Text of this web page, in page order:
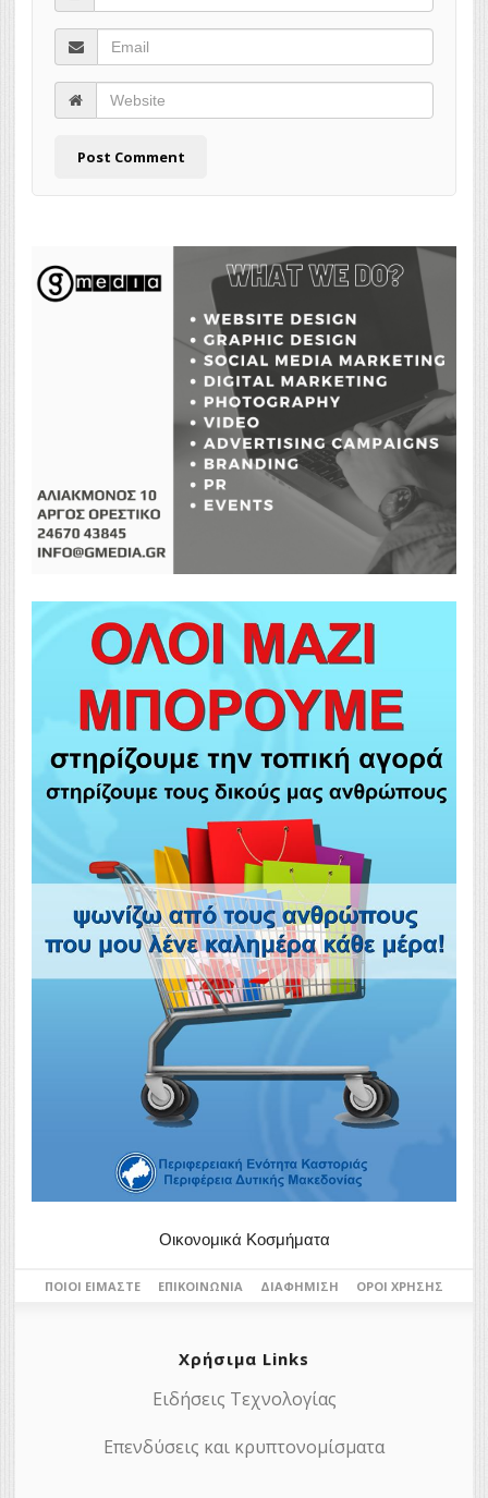
Οικονομικά Κοσμήματα
ΠΟΙΟΙ ΕΊΜΑΣΤΕ ΕΠΙΚΟΙΝΩΝΊΑ ΔΙΑΦΉΜΙΣΗ ΌΡΟΙ ΧΡΉΣΗΣ
Χρήσιμα Links
Ειδήσεις Τεχνολογίας
Επενδύσεις και κρυπτονομίσματα